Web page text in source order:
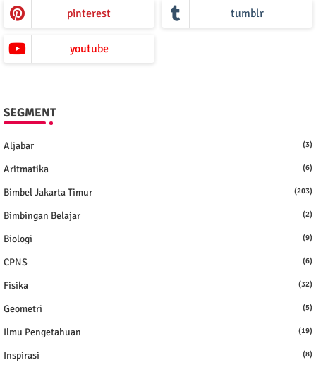
pinterest tumblr
youtube
SEGMENT
Aljabar (3)
Aritmatika (6)
Bimbel Jakarta Timur (203)
Bimbingan Belajar (2)
Biologi (9)
CPNS (6)
Fisika (32)
Geometri (5)
Ilmu Pengetahuan (19)
Inspirasi (8)